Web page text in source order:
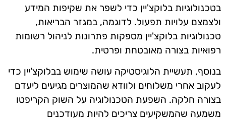
בטכנולוגיות בלוקצ'יין כדי לשפר את שקיפות המידע
ולצמצם עלויות תפעול. לדוגמה, במגזר הבריאות,
טכנולוגיות בלוקצ'יין מספקות פתרונות לניהול רשומות
רפואיות בצורה מאובטחת ופרטית.
בנוסף, תעשיית הלוגיסטיקה עושה שימוש בבלוקצ'יין כדי
לעקוב אחרי משלוחים ולוודא שהמוצרים מגיעים ליעדם
בצורה חלקה. השפעת הטכנולוגיה על השוק הקריפטו
משמעה שהמשקיעים צריכים להיות מעודכנים